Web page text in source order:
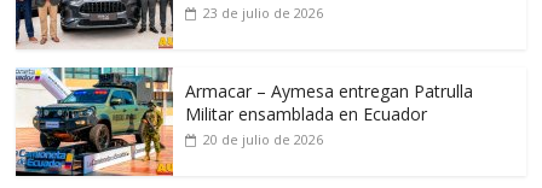
23 de julio de 2026
Armacar – Aymesa entregan Patrulla
Militar ensamblada en Ecuador
20 de julio de 2026